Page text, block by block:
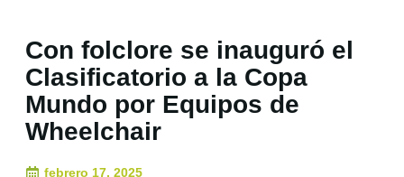
Con folclore se inauguró el
Clasificatorio a la Copa
Mundo por Equipos de
Wheelchair
febrero 17, 2025